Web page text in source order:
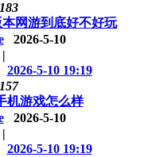
183
网游到底好不好玩
2026-5-10
|
2026-5-10 19:19
157
机游戏怎么样
2026-5-10
|
2026-5-10 19:19